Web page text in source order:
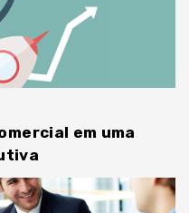
em uma